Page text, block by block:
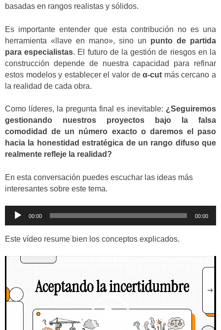
basadas en rangos realistas y sólidos.
Es importante entender que esta contribución no es una
herramienta «llave en mano», sino un punto de partida
para especialistas. El futuro de la gestión de riesgos en la
construcción depende de nuestra capacidad para refinar
estos modelos y establecer el valor deα-cut más cercano a
la realidad de cada obra.
Como líderes, la pregunta final es inevitable: ¿Seguiremos
gestionando nuestros proyectos bajo la falsa
comodidad de un número exacto o daremos el paso
hacia la honestidad estratégica de un rango difuso que
realmente refleje la realidad?
En esta conversación puedes escuchar las ideas más
interesantes sobre este tema.
Reproductor
00:00 00:00
Este vídeo resume bien los conceptos explicados.
Reproductor